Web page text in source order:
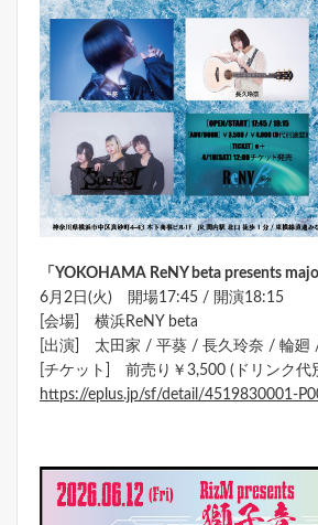
「YOKOHAMA ReNY beta presents
6月2日(火) 開場17:45 / 開演18:15
[会場] 横浜ReNY beta
[出演] 太田家 / 平葵 / 長久玲奈 / 輪廻
[チケット] 前売り￥3,500 (ドリンク代
https://eplus.jp/sf/detail/4519830001-